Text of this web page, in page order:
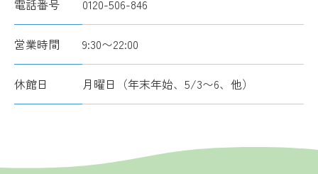
電話番号 0120-506-846
営業時間 9:30〜22:00
休館日 月曜日（年末年始、5/3〜6、他）